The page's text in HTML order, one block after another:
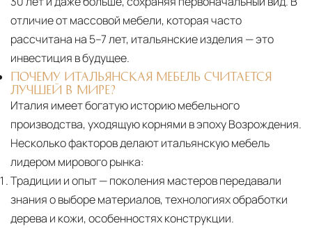
отличие от массовой мебели, которая часто
рассчитана на 5–7 лет, итальянские изделия — это
инвестиция в будущее.
ПОЧЕМУ ИТАЛЬЯНСКАЯ МЕБЕЛЬ СЧИТАЕТСЯ
ЛУЧШЕЙ В МИРЕ?
Италия имеет богатую историю мебельного
производства, уходящую корнями в эпоху Возрождения.
Несколько факторов делают итальянскую мебель
лидером мирового рынка:
Традиции и опыт— поколения мастеров передавали
знания о выборе материалов, технологиях обработки
дерева и кожи, особенностях конструкции.